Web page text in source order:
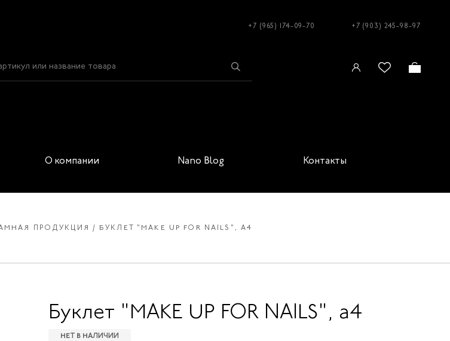
+7 (965) 174-09-70 +7 (903) 245-98-97
О компании Nano Blog Контакты
ПРОДУКЦИЯ БУКЛЕТ "MAKE UP FOR NAILS", А4
Буклет "MAKE UP FOR NAILS", а4
НЕТ В НАЛИЧИИ